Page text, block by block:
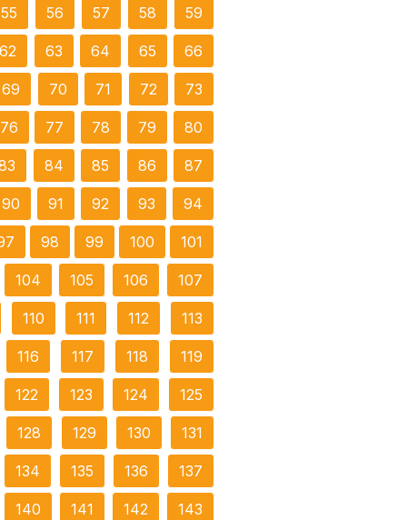
55 56 57 58 59
62 63 64 65 66
69 70 71 72 73
76 77 78 79 80
84 85 86 87
90 91 92 93 94
98 99 100 101
104 105 106 107
110 111 112 113
116 117 118 119
122 123 124 125
128 129 130 131
134 135 136 137
140 141 142 143